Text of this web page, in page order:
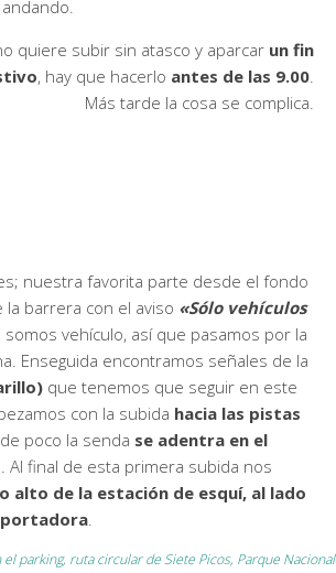
quiere subir sin atasco y aparcar un fin
, hay que hacerlo antes de las 9.00.
Más tarde la cosa se complica.
nuestra favorita parte desde el fondo
la barrera con el aviso «Sólo vehículos
somos vehículo, así que pasamos por la
Enseguida encontramos señales de la
que tenemos que seguir en este
con la subida hacia las pistas
poco la senda se adentra en el
. Al final de esta primera subida nos
alto de la estación de esquí, al lado
.